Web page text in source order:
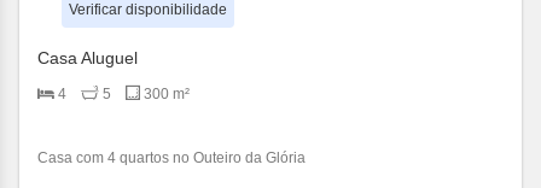
Verificar disponibilidade
Casa Aluguel
4 5 300 m²
Casa com 4 quartos no Outeiro da Glória